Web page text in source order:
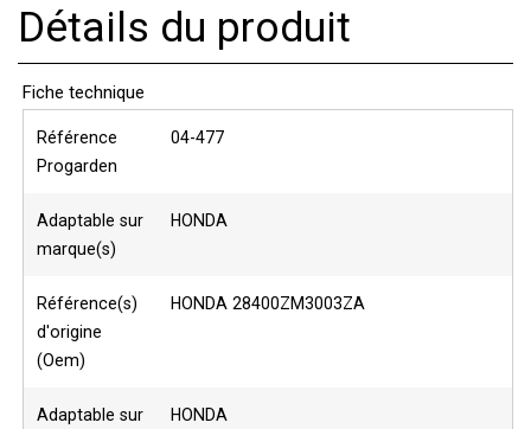
Détails du produit
Fiche technique
Référence
Progarden
04-477
Adaptable sur
marque(s)
HONDA
Référence(s)
d'origine
(Oem)
HONDA 28400ZM3003ZA
Adaptable sur
HONDA